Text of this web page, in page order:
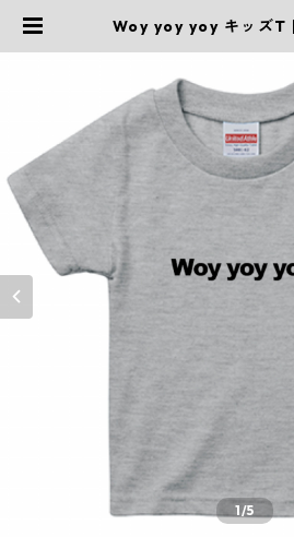
Woy yoy yoy キッズ
1/5